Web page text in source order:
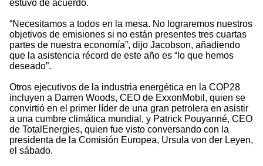
estuvo de acuerdo.
“Necesitamos a todos en la mesa. No lograremos nuestros
objetivos de emisiones si no están presentes tres cuartas
partes de nuestra economía”, dijo Jacobson, añadiendo
que la asistencia récord de este año es “lo que hemos
deseado”.
Otros ejecutivos de la industria energética en la COP28
incluyen a Darren Woods, CEO de ExxonMobil, quien se
convirtió en el primer líder de una gran petrolera en asistir
a una cumbre climática mundial, y Patrick Pouyanné, CEO
de TotalEnergies, quien fue visto conversando con la
presidenta de la Comisión Europea, Ursula von der Leyen,
el sábado.